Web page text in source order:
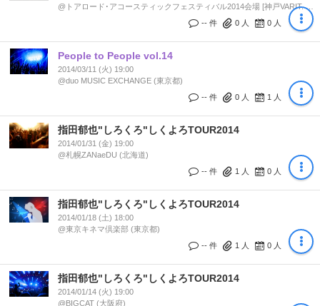
@トアロード･アコースティックフェスティバル2014会場 [神戸VARIT. /
BO TAMBOURiNE CAFE / niji cafe / 北野工房のまち / 神戸ARTRIUM / 三
-- 件 0 人 0 人
People to People vol.14
2014/03/11 (火) 19:00
@duo MUSIC EXCHANGE (東京都)
-- 件
0 人 1 人
指田郁也"しろくろ"しくよろTOUR2014
2014/01/31 (金) 19:00
@札幌ZANaeDU (北海道)
-- 件
1 人 0 人
指田郁也"しろくろ"しくよろTOUR2014
2014/01/18 (土) 18:00
@東京キネマ倶楽部 (東京都)
-- 件
1 人 0 人
指田郁也"しろくろ"しくよろTOUR2014
2014/01/14 (火) 19:00
@BIGCAT (大阪府)